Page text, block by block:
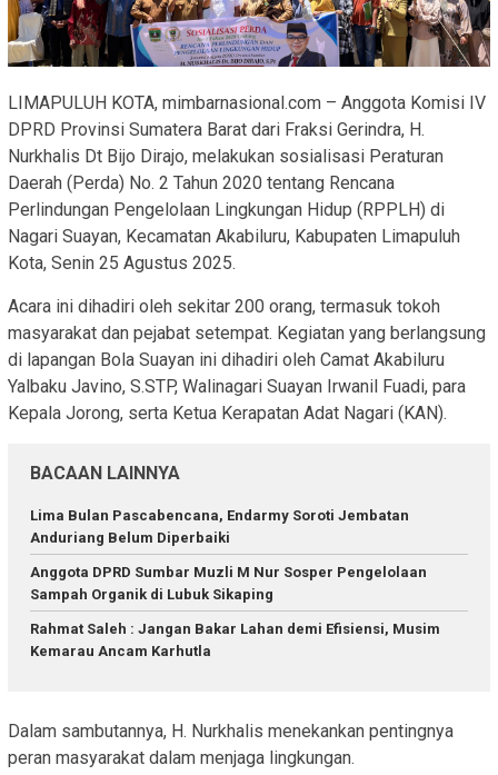
LIMAPULUH KOTA, mimbarnasional.com – Anggota Komisi IV
DPRD Provinsi Sumatera Barat dari Fraksi Gerindra, H.
Nurkhalis Dt Bijo Dirajo, melakukan sosialisasi Peraturan
Daerah (Perda) No. 2 Tahun 2020 tentang Rencana
Perlindungan Pengelolaan Lingkungan Hidup (RPPLH) di
Nagari Suayan, Kecamatan Akabiluru, Kabupaten Limapuluh
Kota, Senin 25 Agustus 2025.
Acara ini dihadiri oleh sekitar 200 orang, termasuk tokoh
masyarakat dan pejabat setempat. Kegiatan yang berlangsung
di lapangan Bola Suayan ini dihadiri oleh Camat Akabiluru
Yalbaku Javino, S.STP, Walinagari Suayan Irwanil Fuadi, para
Kepala Jorong, serta Ketua Kerapatan Adat Nagari (KAN).
BACAAN LAINNYA
Lima Bulan Pascabencana, Endarmy Soroti Jembatan
Anduriang Belum Diperbaiki
Anggota DPRD Sumbar Muzli M Nur Sosper Pengelolaan
Sampah Organik di Lubuk Sikaping
Rahmat Saleh : Jangan Bakar Lahan demi Efisiensi, Musim
Kemarau Ancam Karhutla
Dalam sambutannya, H. Nurkhalis menekankan pentingnya
peran masyarakat dalam menjaga lingkungan.